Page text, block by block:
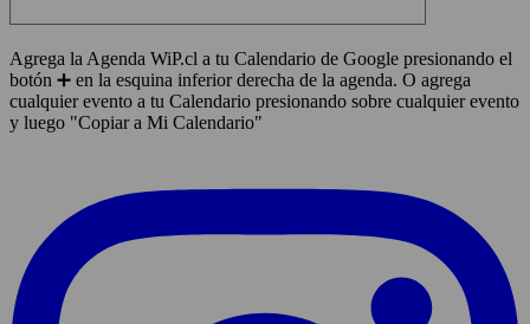
Agrega la Agenda WiP.cl a tu Calendario de Google presionando el
botón ➕ en la esquina inferior derecha de la agenda. O agrega
cualquier evento a tu Calendario presionando sobre cualquier evento
y luego "Copiar a Mi Calendario"